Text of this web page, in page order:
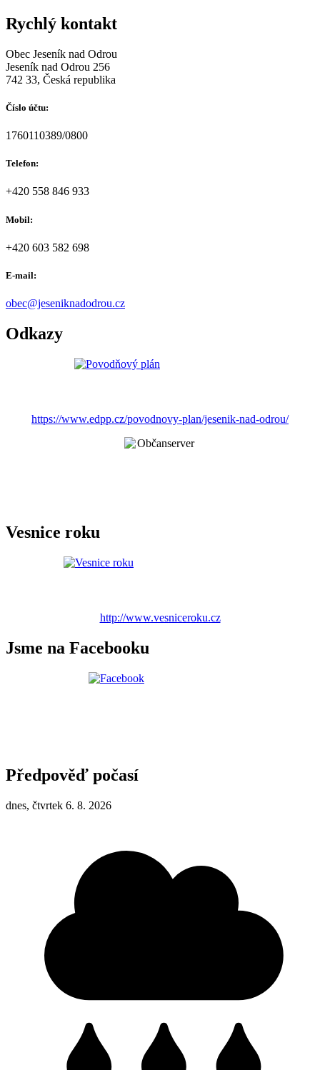
Rychlý kontakt
Obec Jeseník nad Odrou
Jeseník nad Odrou 256
742 33, Česká republika
Číslo účtu:
1760110389/0800
Telefon:
+420 558 846 933
Mobil:
+420 603 582 698
E-mail:
obec@jeseniknadodrou.cz
Odkazy
https://www.edpp.cz/povodnovy-plan/jesenik-nad-odrou/
Vesnice roku
http://www.vesniceroku.cz
Jsme na Facebooku
Předpověď počasí
dnes, čtvrtek 6. 8. 2026